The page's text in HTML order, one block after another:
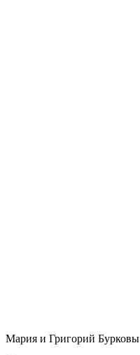
Мария и Григорий Бурковы